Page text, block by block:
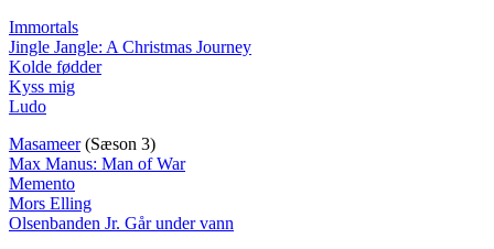
Immortals
Jingle Jangle: A Christmas Journey
Kolde fødder
Kyss mig
Ludo
Masameer(Sæson 3)
Max Manus: Man of War
Memento
Mors Elling
Olsenbanden Jr. Går under vann